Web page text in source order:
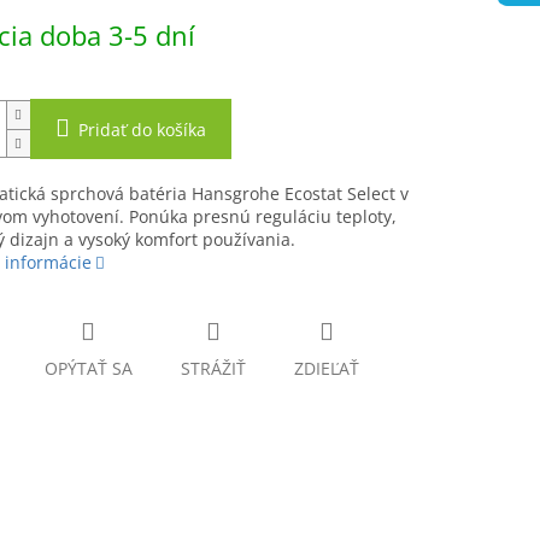
doba 3-5 dní
Pridať do košíka
sprchová batéria Hansgrohe Ecostat Select v
vyhotovení. Ponúka presnú reguláciu teploty,
dizajn a vysoký komfort používania.
informácie
OPÝTAŤ SA STRÁŽIŤ ZDIEĽAŤ